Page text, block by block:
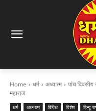
Home धर्म अध्यात्म
पांच दिवसीय
महाराज
धर्म अध्यात्म विविध विशेष हिन्दू